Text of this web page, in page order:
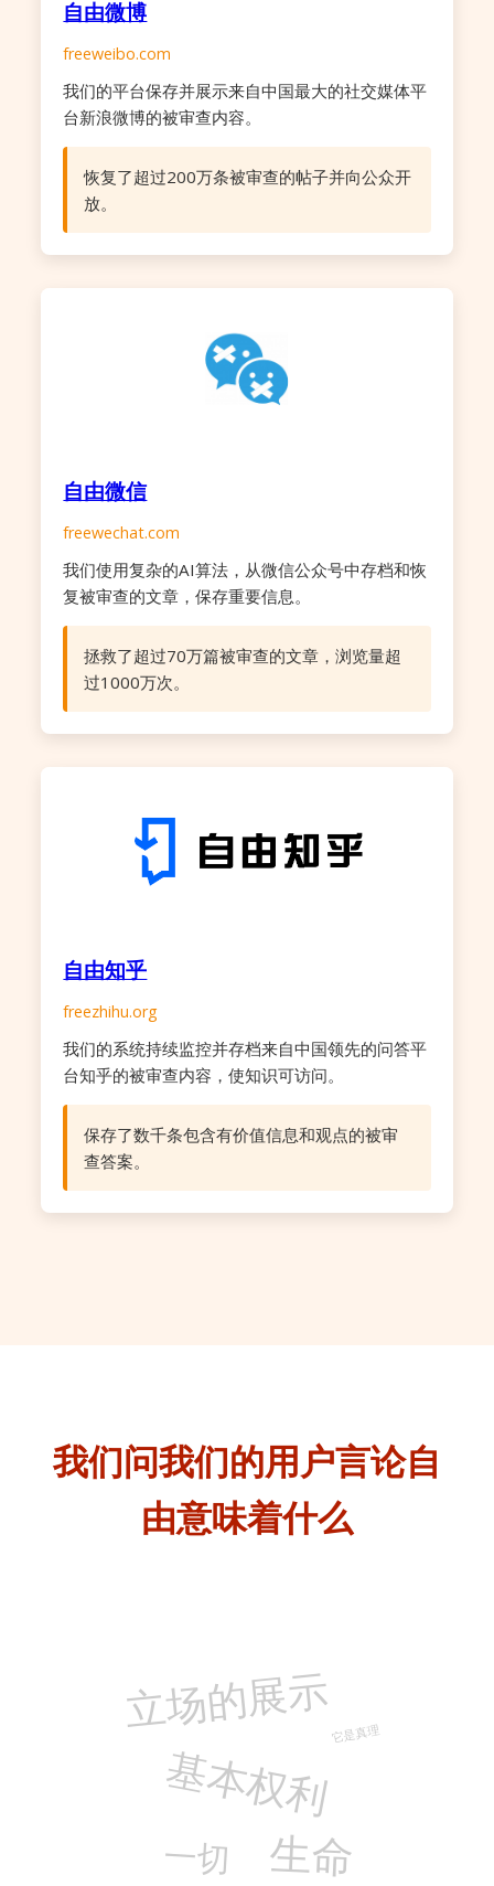
自由微博
freeweibo.com
我们的平台保存并展示来自中国最大的社交媒体平
台新浪微博的被审查内容。
恢复了超过200万条被审查的帖子并向公众开
放。
自由微信
freewechat.com
我们使用复杂的AI算法，从微信公众号中存档和恢
复被审查的文章，保存重要信息。
拯救了超过70万篇被审查的文章，浏览量超
过1000万次。
自由知乎
freezhihu.org
我们的系统持续监控并存档来自中国领先的问答平
台知乎的被审查内容，使知识可访问。
保存了数千条包含有价值信息和观点的被审
查答案。
我们问我们的用户言论自
由意味着什么
生命
基本权利
立场的展示
一切
它是真理